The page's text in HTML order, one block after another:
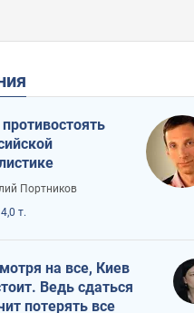
Портников
т.
на все, Киев
Ведь сдаться
потерять все